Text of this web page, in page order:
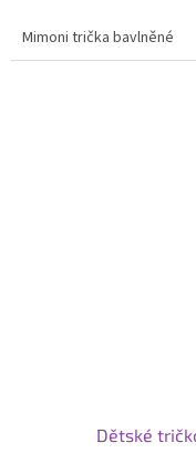
Mimoni trička bavlněné
Dětské